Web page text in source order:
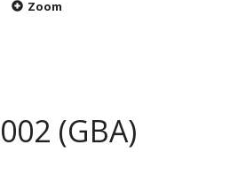
Zoom
(GBA)